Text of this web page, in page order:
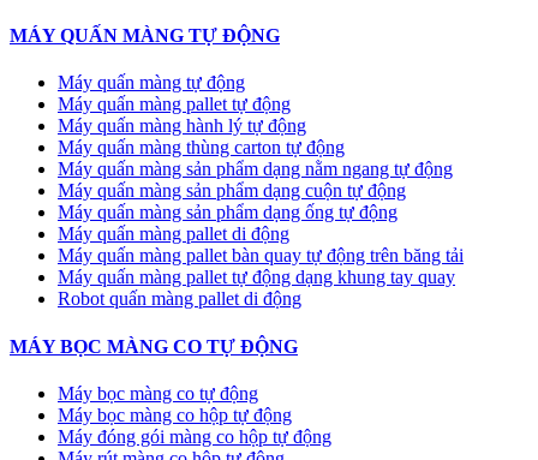
MÁY QUẤN MÀNG TỰ ĐỘNG
Máy quấn màng tự động
​Máy quấn màng pallet tự động
Máy quấn màng hành lý tự động
Máy quấn màng thùng carton tự động
Máy quấn màng sản phẩm dạng nằm ngang tự động
Máy quấn màng sản phẩm dạng cuộn tự động
Máy quấn màng sản phẩm dạng ống tự động
Máy quấn màng pallet di động
Máy quấn màng pallet bàn quay tự động trên băng tải
Máy quấn màng pallet tự động dạng khung tay quay
Robot quấn màng pallet di động
MÁY BỌC MÀNG CO TỰ ĐỘNG
Máy bọc màng co tự động
Máy bọc màng co hộp tự động
Máy đóng gói màng co hộp tự động